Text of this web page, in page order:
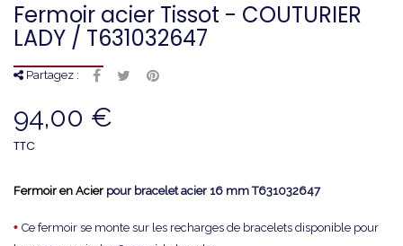
Fermoir acier Tissot - COUTURIER
LADY / T631032647
Partagez :
94,00 €
TTC
Fermoir en Acier pour bracelet acier 16 mmT631032647
• Ce fermoir se monte sur les recharges de bracelets disponible pour